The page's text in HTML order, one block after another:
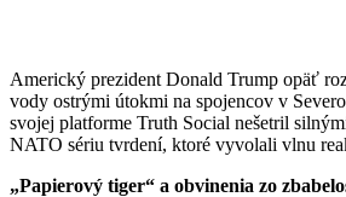
Americký prezident Donald Trump opäť
vody ostrými útokmi na spojencov v
svojej platforme Truth Social nešetril
NATO sériu tvrdení, ktoré vyvolali vlnu
„Papierový tiger“ a obvinenia zo